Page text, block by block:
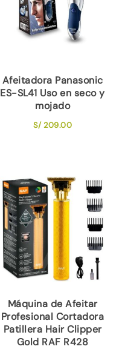
Afeitadora Panasonic
ES-SL41 Uso en seco y
mojado
S/209.00
Máquina de Afeitar
Profesional Cortadora
Patillera Hair Clipper
Gold RAF R428